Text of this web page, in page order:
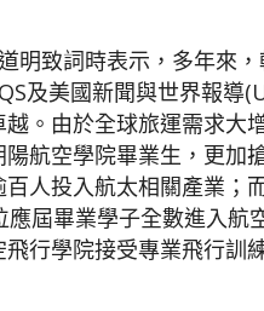
明致詞時表示，多年來
及美國新聞與世界報
。由於全球旅運需求大
航空學院畢業生，更加
人投入航太相關產業；
應屆畢業學子全數進入
行學院接受專業飛行訓